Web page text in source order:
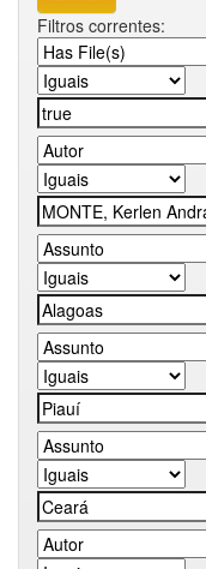
Filtros correntes: